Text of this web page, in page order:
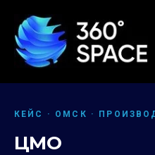
КЕЙС · ОМСК ·
ЦМО